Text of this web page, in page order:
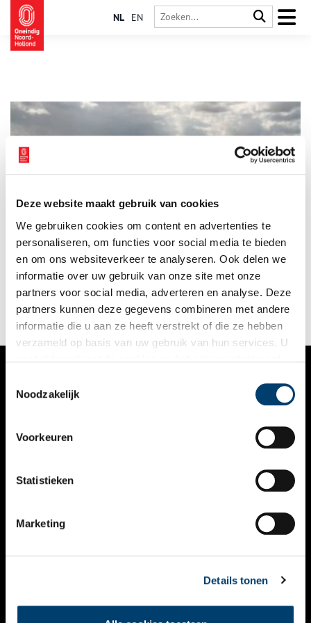
Deze website maakt gebruik van cookies
We gebruiken cookies om content en advertenties te
personaliseren, om functies voor social media te bieden
en om ons websiteverkeer te analyseren. Ook delen we
informatie over uw gebruik van onze site met onze
partners voor social media, adverteren en analyse. Deze
partners kunnen deze gegevens combineren met andere
informatie die u aan ze heeft verstrekt of die ze hebben
verzameld op basis van uw gebruik van hun services. U
Noodzakelijk
Voorkeuren
Statistieken
Marketing
Details tonen
NL EN
In het oude stroomgebied van het Oer-IJ, de driehoek tussen
Velsen, Alkmaar en Zaanstad, heeft flink wat strijd gewoed in
de afgelopen 2000 jaar. Hoe kan het ook anders, met Romeinse
garnizoenen die de opstandige Friezen probeerden te
onderdrukken, Spaanse invasielegers tijdens de Tachtigjarige
Oorlog en Duitse soldaten die bunkers in het landschap
opwierpen. Hierover gaat het nieuwe boek ‘2000 jaar strijd in
het Oer-IJ landschap’.
VERHALEN
KALENDER
THEMA’S
VIDEO’S
CONTACT